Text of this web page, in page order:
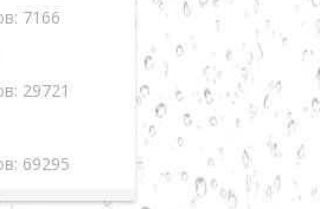
7166
29721
69295